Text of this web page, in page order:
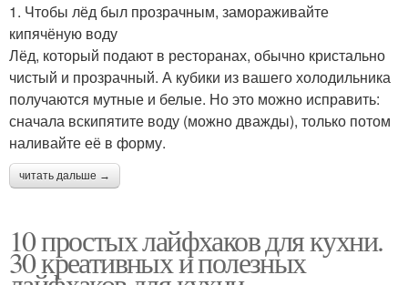
1. Чтобы лёд был прозрачным, замораживайте
кипячёную воду
Лёд, который подают в ресторанах, обычно кристально
чистый и прозрачный. А кубики из вашего холодильника
получаются мутные и белые. Но это можно исправить:
сначала вскипятите воду (можно дважды), только потом
наливайте её в форму.
читать дальше →
10 простых лайфхаков для кухни.
30 креативных и полезных